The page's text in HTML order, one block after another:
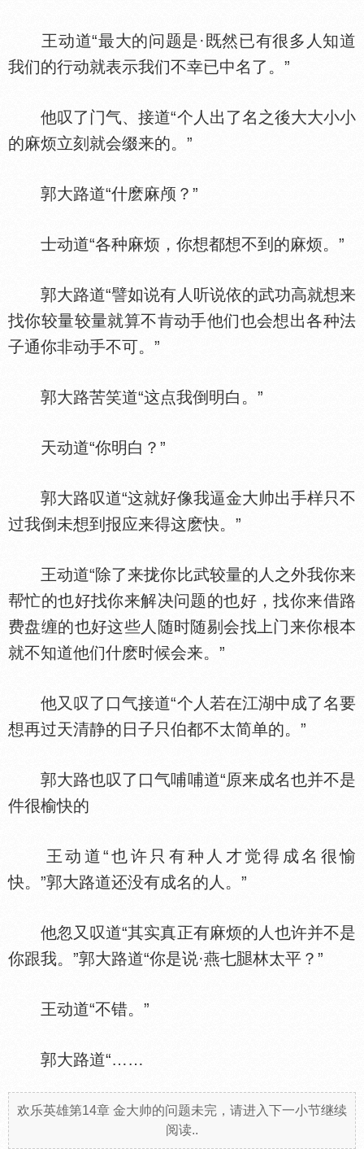
王动道“最大的问题是·既然已有很多人知道
我们的行动就表示我们不幸已中名了。”
他叹了门气、接道“个人出了名之後大大小小
的麻烦立刻就会缀来的。”
郭大路道“什麽麻颅？”
士动道“各种麻烦，你想都想不到的麻烦。”
郭大路道“譬如说有人听说依的武功高就想来
找你较量较量就算不肯动手他们也会想出各种法
子通你非动手不可。”
郭大路苦笑道“这点我倒明白。”
天动道“你明白？”
郭大路叹道“这就好像我逼金大帅出手样只不
过我倒未想到报应来得这麽快。”
王动道“除了来拢你比武较量的人之外我你来
帮忙的也好找你来解决问题的也好，找你来借路
费盘缠的也好这些人随时随剔会找上门来你根本
就不知道他们什麽时候会来。”
他又叹了口气接道“个人若在江湖中成了名要
想再过天清静的日子只伯都不太简单的。”
郭大路也叹了口气哺哺道“原来成名也并不是
件很榆快的
王动道“也许只有种人才觉得成名很愉
快。”郭大路道还没有成名的人。”
他忽又叹道“其实真正有麻烦的人也许并不是
你跟我。”郭大路道“你是说·燕七
林太平？”
王动道“不错。”
郭大路道“……
欢乐英雄第14章 金大帅的问题未完，请进入下一小节继续
阅读..